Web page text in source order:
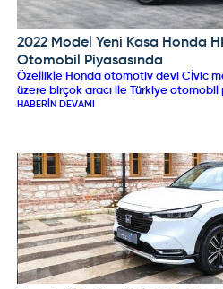
HONDA
2022 Model Yeni Kasa Honda
Otomobil Piyasasında
Özellikle Honda otomotiv devi Cİvic
üzere birçok aracı ile Türkiye otomobil
kendisine uzun zamandır yer edinmişti.
HABERIN DEVAMI